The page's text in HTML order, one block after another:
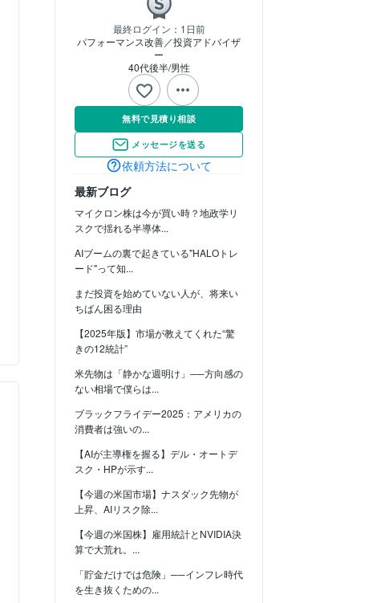
最終ログイン： 1日前
パフォーマンス改善／投資アドバイザ
ー
40代後半男性
無料で見積り相談
メッセージを送る
依頼方法について
最新ブログ
マイクロン株は今が買い時？地政学リ
スクで揺れる半導体...
AIブームの裏で起きている"HALOトレ
ード"って知...
まだ投資を始めていない人が、将来い
ちばん困る理由
【2025年版】市場が教えてくれた“驚
きの12統計”
米先物は「静かな週明け」──方向感の
ない相場で僕らは...
ブラックフライデー2025：アメリカの
消費者は強いの...
【AIが主導権を握る】デル・オートデ
スク・HPが示す...
【今週の米国市場】ナスダック先物が
上昇、AIリスク除...
【今週の米国株】雇用統計とNVIDIA決
算で大荒れ。...
「貯金だけでは危険」──インフレ時代
を生き抜くための...